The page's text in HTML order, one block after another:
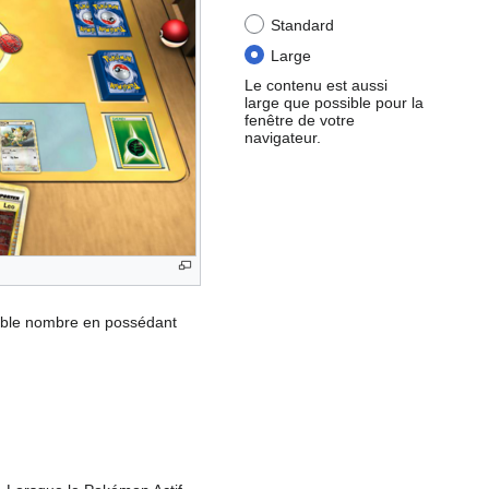
Standard
Large
Le contenu est aussi
large que possible pour la
fenêtre de votre
navigateur.
nombre en possédant